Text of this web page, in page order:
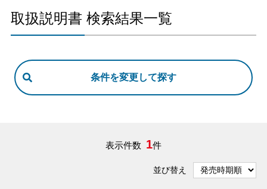
取扱説明書 検索結果一覧
表示件数 1件
並び替え